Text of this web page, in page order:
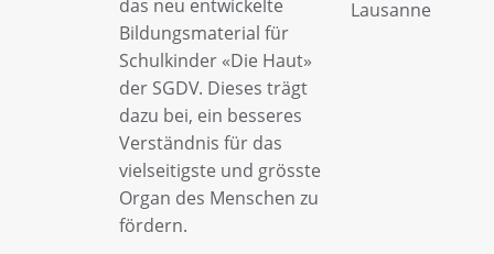
das neu entwickelte
Bildungsmaterial für
Schulkinder «Die Haut»
der SGDV. Dieses trägt
dazu bei, ein besseres
Verständnis für das
vielseitigste und grösste
Organ des Menschen zu
fördern.
Lausanne